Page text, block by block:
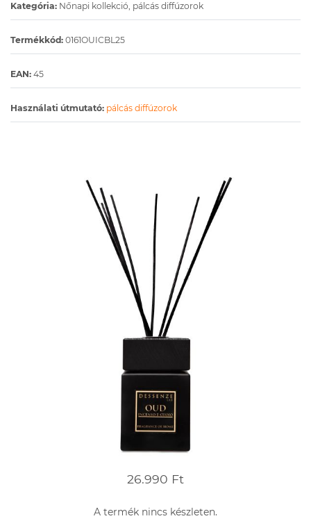
Kategória: Nőnapi kollekció, pálcás diffúzorok
Termékkód: 0161OUICBL25
EAN: 45
Használati útmutató: pálcás diffúzorok
26.990 Ft
A termék nincs készleten.